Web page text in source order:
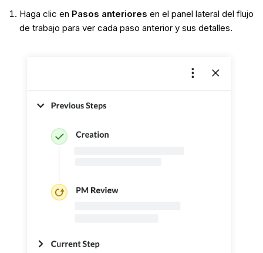
Haga clic en Pasos anteriores en el panel lateral del flujo
de trabajo para ver cada paso anterior y sus detalles.